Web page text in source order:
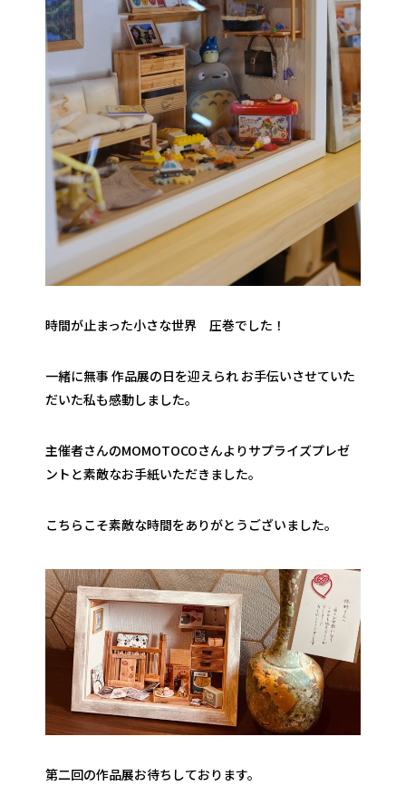
時間が止まった小さな世界 圧巻でした！
一緒に無事 作品展の日を迎えられ お手伝いさせていた
だいた私も感動しました。
主催者さんのMOMOTOCOさんよりサプライズプレゼ
ントと素敵なお手紙いただきました。
こちらこそ素敵な時間をありがとうございました。
第二回の作品展お待ちしております。